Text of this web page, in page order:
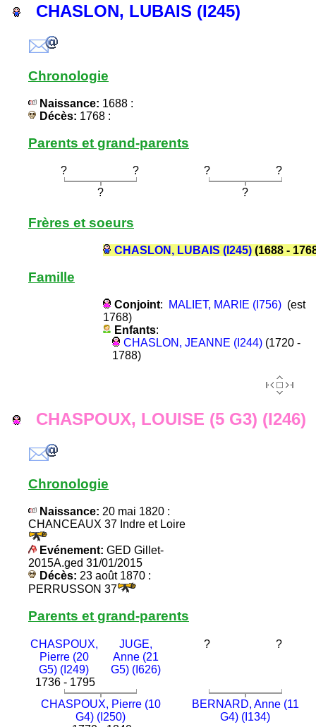
CHASLON, LUBAIS (I245)
Chronologie
Naissance: 1688 :
Décès: 1768 :
Parents et grand-parents
? ? ?
?
?
?
Frères et soeurs
CHASLON, LUBAIS (I245)(1688 -
Famille
Conjoint: MALIET, MARIE (I756)(est
1768)
Enfants:
CHASLON, JEANNE (I244)(1720 -
1788)
CHASPOUX, LOUISE (5 G3) (I246)
Chronologie
Naissance: 20 mai 1820 :
CHANCEAUX 37 Indre et Loire
Evénement: GED Gillet-
2015A.ged 31/01/2015
Décès: 23 août 1870 :
PERRUSSON 37
Parents et grand-parents
CHASPOUX,
Pierre (20
G5) (I249)
1736 - 1795
JUGE,
Anne (21
G5) (I626)
? ?
CHASPOUX, Pierre (10
G4) (I250)
BERNARD, Anne (11
G4) (I134)